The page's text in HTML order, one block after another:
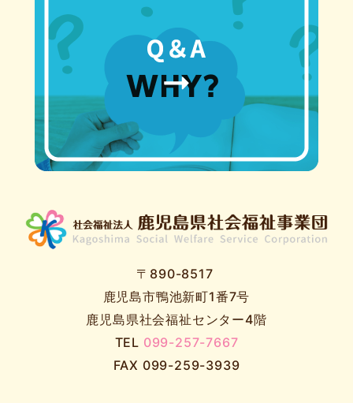
〒890-8517
鹿児島市鴨池新町1番7号
鹿児島県社会福祉センター4階
TEL 099-257-7667
FAX 099-259-3939